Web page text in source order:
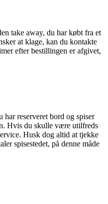
take away, du har købt fra et
at klage, kan du kontakte
efter bestillingen er afgivet,
har reserveret bord og spiser
Hvis du skulle være utilfreds
Husk dog altid at tjekke
spisestedet, på denne måde